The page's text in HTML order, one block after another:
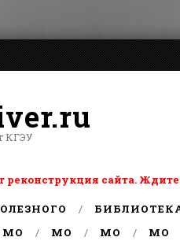
КГЭУ
сайта. Ждите
MO MO MO MO